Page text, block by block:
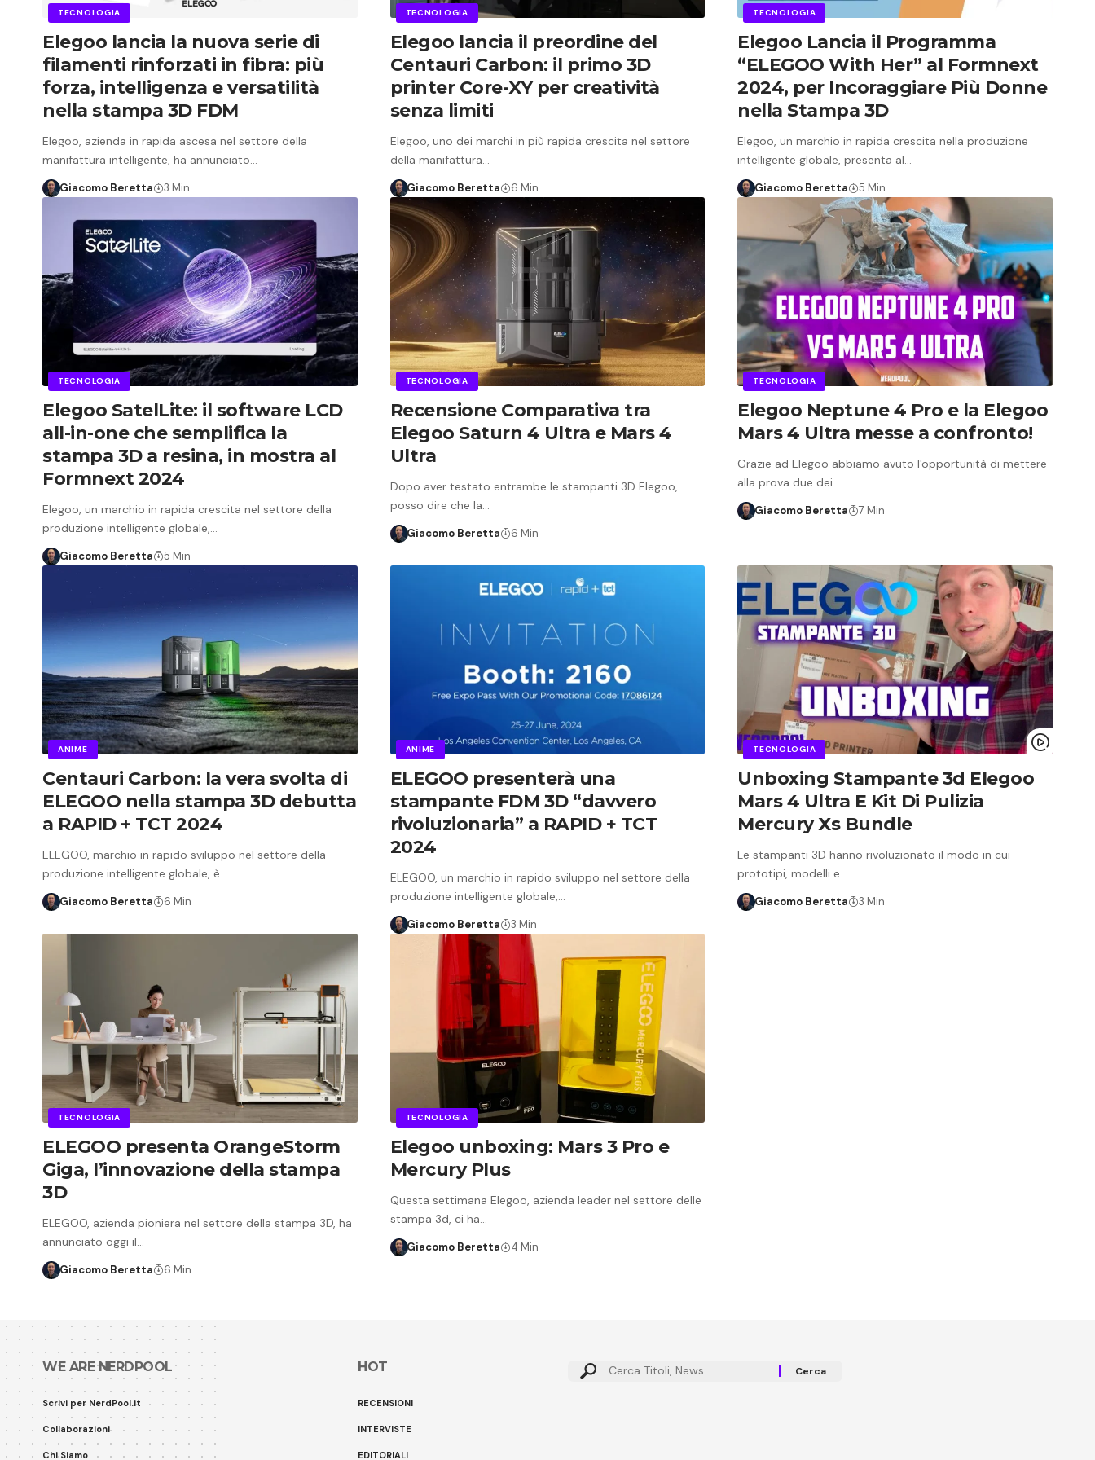
TECNOLOGIA
Elegoo lancia la nuova serie di
filamenti rinforzati in fibra: più
forza, intelligenza e versatilità
nella stampa 3D FDM
Elegoo, azienda in rapida ascesa nel settore della
manifattura intelligente, ha annunciato…
Giacomo Beretta 3 Min
TECNOLOGIA
Elegoo lancia il preordine del
Centauri Carbon: il primo 3D
printer Core-XY per creatività
senza limiti
Elegoo, uno dei marchi in più rapida crescita nel settore
della manifattura…
Giacomo Beretta 6 Min
TECNOLOGIA
Elegoo Lancia il Programma
“ELEGOO With Her” al Formnext
2024, per Incoraggiare Più Donne
nella Stampa 3D
Elegoo, un marchio in rapida crescita nella produzione
intelligente globale, presenta al…
Giacomo Beretta 5 Min
TECNOLOGIA
Elegoo SatelLite: il software LCD
all-in-one che semplifica la
stampa 3D a resina, in mostra al
Formnext 2024
Elegoo, un marchio in rapida crescita nel settore della
produzione intelligente globale,…
Giacomo Beretta 5 Min
TECNOLOGIA
Recensione Comparativa tra
Elegoo Saturn 4 Ultra e Mars 4
Ultra
Dopo aver testato entrambe le stampanti 3D Elegoo,
posso dire che la…
Giacomo Beretta 6 Min
TECNOLOGIA
Elegoo Neptune 4 Pro e la Elegoo
Mars 4 Ultra messe a confronto!
Grazie ad Elegoo abbiamo avuto l'opportunità di mettere
alla prova due dei…
Giacomo Beretta 7 Min
ANIME
Centauri Carbon: la vera svolta di
ELEGOO nella stampa 3D debutta
a RAPID + TCT 2024
ELEGOO, marchio in rapido sviluppo nel settore della
produzione intelligente globale, è…
Giacomo Beretta 6 Min
ANIME
ELEGOO presenterà una
stampante FDM 3D “davvero
rivoluzionaria” a RAPID + TCT
2024
ELEGOO, un marchio in rapido sviluppo nel settore della
produzione intelligente globale,…
Giacomo Beretta 3 Min
TECNOLOGIA
Unboxing Stampante 3d Elegoo
Mars 4 Ultra E Kit Di Pulizia
Mercury Xs Bundle
Le stampanti 3D hanno rivoluzionato il modo in cui
prototipi, modelli e…
Giacomo Beretta 3 Min
TECNOLOGIA
ELEGOO presenta OrangeStorm
Giga, l’innovazione della stampa
3D
ELEGOO, azienda pioniera nel settore della stampa 3D, ha
annunciato oggi il…
Giacomo Beretta 6 Min
TECNOLOGIA
Elegoo unboxing: Mars 3 Pro e
Mercury Plus
Questa settimana Elegoo, azienda leader nel settore delle
stampa 3d, ci ha…
Giacomo Beretta 4 Min
WE ARE NERDPOOL
Scrivi per NerdPool.it
Collaborazioni
Chi Siamo
HOT
RECENSIONI
INTERVISTE
EDITORIALI
Cerca: